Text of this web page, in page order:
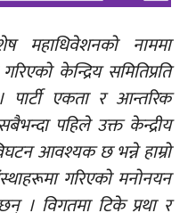
महाधिवेशनको नाममा
केन्द्रिय समितिप्रति
पार्टी एकता र आन्तरिक
पहिले उक्त केन्द्रीय
आवश्यक छ भन्ने हाम्रो
गरिएको मनोनयन
छन् । विगतमा टिके प्रथा र